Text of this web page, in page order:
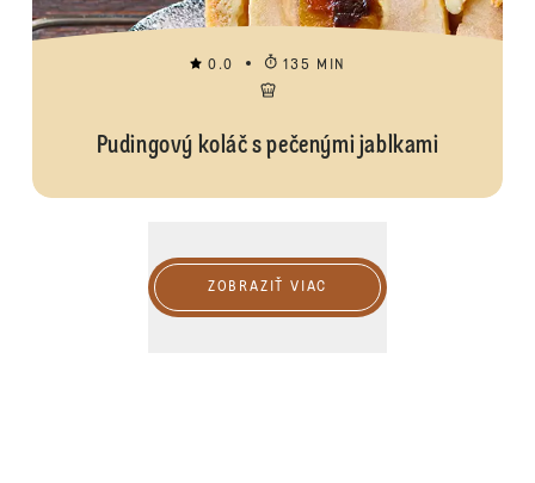
0.0 135 MIN
Pudingový koláč s pečenými jablkami
ZOBRAZIŤ VIAC